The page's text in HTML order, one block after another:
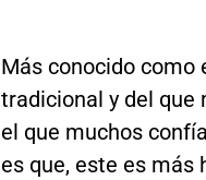
Más conocido como
tradicional y del que
el que muchos
es que, este es más